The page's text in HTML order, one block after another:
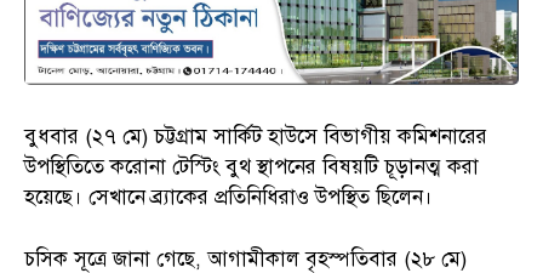
বুধবার (২৭ মে) চট্টগ্রাম সার্কিট হাউসে বিভাগীয় কমিশনারের
উপস্থিতিতে করোনা টেস্টিং বুথ স্থাপনের বিষয়টি চূড়ানত্ম করা
হয়েছে। সেখানে ব্র্যাকের প্রতিনিধিরাও উপস্থিত ছিলেন।
চসিক সূত্রে জানা গেছে, আগামীকাল বৃহস্পতিবার (২৮ মে)